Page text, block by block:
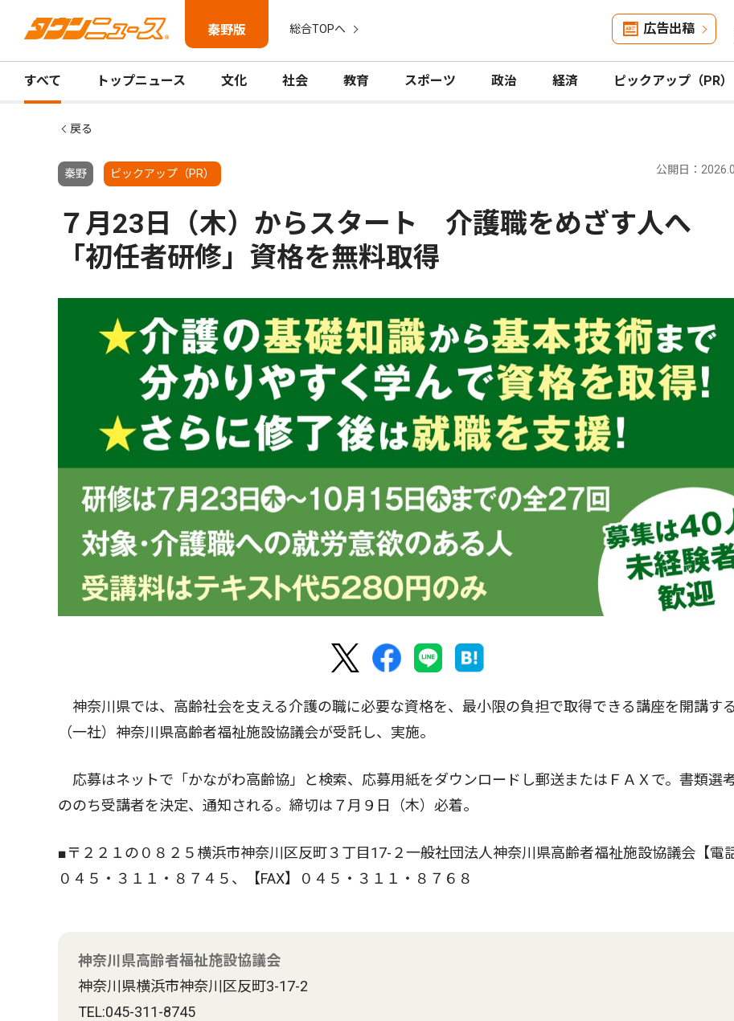
秦野版 総合TOPへ 広告出稿
すべて トップニュース 文化 社会 教育 スポーツ 政治 経済 ピックアップ（PR）
戻る
秦野 ピックアップ（PR） 公開日：
７月23日（木）からスタート 介護職をめざす人へ
「初任者研修」資格を無料取得
神奈川県では、高齢社会を支える介護の職に必要な資格を、最小限の負担で取得できる講座を開講する
（一社）神奈川県高齢者福祉施設協議会が受託し、実施。
応募はネットで「かながわ高齢協」と検索、応募用紙をダウンロードし郵送またはＦＡＸで。書類選
ののち受講者を決定、通知される。締切は７月９日（木）必着。
■〒２２１の０８２５横浜市神奈川区反町３丁目17-２一般社団法人神奈川県高齢者福祉施設協議会【電話
０４５・３１１・８７４５、【FAX】０４５・３１１・８７６８
神奈川県高齢者福祉施設協議会
神奈川県横浜市神奈川区反町3-17-2
TEL:045-311-8745